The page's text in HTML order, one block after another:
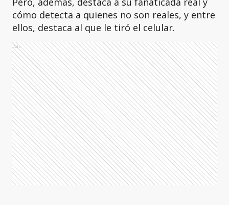
cómo detecta a quienes no son reales, y entre
ellos, destaca al que le tiró el celular.
Ads